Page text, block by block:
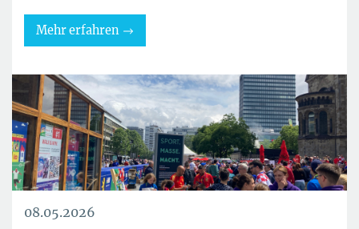
Mehr erfahren
08.05.2026